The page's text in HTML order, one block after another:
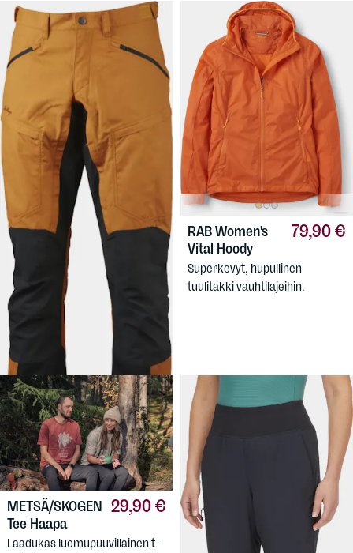
159,90 €
LUNDHAGS
Women's Makke Pro Pant
Suosittujen Makke-
retkeilyhousujen Pro-versio:
vedenpitävät vahvikepaneelit.
79,90 €
RABWomen's
Vital Hoody
Superkevyt, hupullinen
tuulitakki vauhtilajeihin.
29,90 €
METSÄ/SKOGEN
Tee Haapa
Laadukas luomupuuvillainen t-